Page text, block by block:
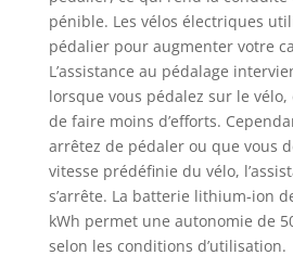
pénible. Les vélos électriques
pédalier pour augmenter votre
L’assistance au pédalage
lorsque vous pédalez sur le
de faire moins d’efforts.
arrêtez de pédaler ou que vous
vitesse prédéfinie du vélo,
s’arrête. La batterie lithium-ion
kWh permet une autonomie de
selon les conditions d’utilisation.